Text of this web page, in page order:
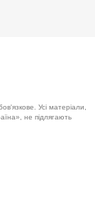
Усі матеріали,
не підлягають